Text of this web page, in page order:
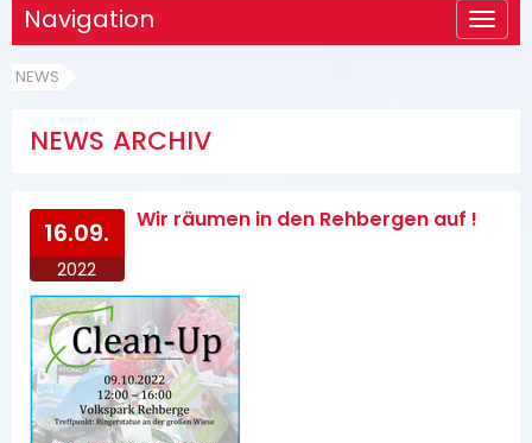
Navigation
NEWS
NEWS ARCHIV
16.09.
2022
Wir räumen in den Rehbergen auf !